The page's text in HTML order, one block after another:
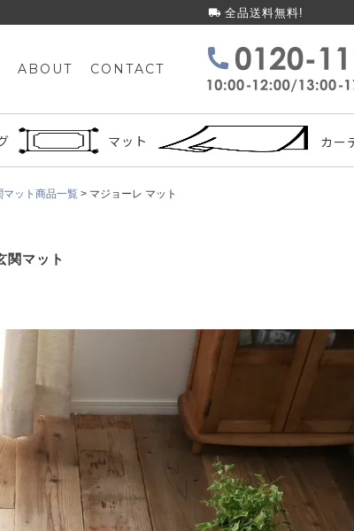
全品送料無料!
ABOUT CONTACT 検索
マット カー
マット商品一覧 マジョーレ マット
関マット